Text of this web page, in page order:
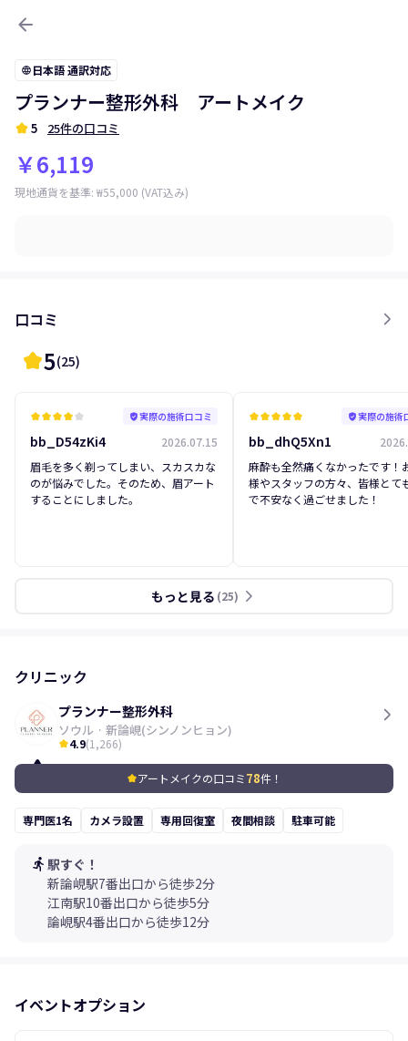
arrow_back
language 日本語 通訳対応
プランナー整形外科 アートメイク
kid_star5 25件の口コミ
￥6,119
現地通貨を基準: ₩55,000 (VAT込み)
口コミ
kid_star5(25)
kid_starkid_starkid_starkid_starkid_star verified_user実際の施術口コミ
bb_D54zKi4
2026.07.15
眉毛を多く剃ってしまい、スカスカな
のが悩みでした。そのため、眉アート
することにしました。
kid_starkid_starkid_starkid_starkid_star verified_user実際の施術
bb_dhQ5Xn1
麻酔も全然痛くなかったです！
様やスタッフの方々、皆様とて
で不安なく過ごせました！
もっと見る (25) arrow_forward_ios
クリニック
プランナー整形外科
ソウル · 新論峴(シンノンヒョン)
kid_star4.9(1,266)
kid_starアートメイクの口コミ78件！
専門医1名 カメラ設置 専用回復室 夜間相談 駐車可能
directions_run 駅すぐ！
新論峴駅7番出口から徒歩2分
江南駅10番出口から徒歩5分
論峴駅4番出口から徒歩12分
イベントオプション